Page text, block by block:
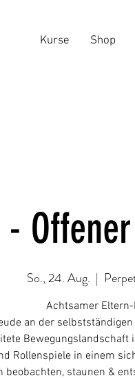
Kurse Shop
So., 24. Aug.
  |
Achtsamer
an der
Bewegungslandschaft
Rollenspiele in einem
beobachten, staunen &